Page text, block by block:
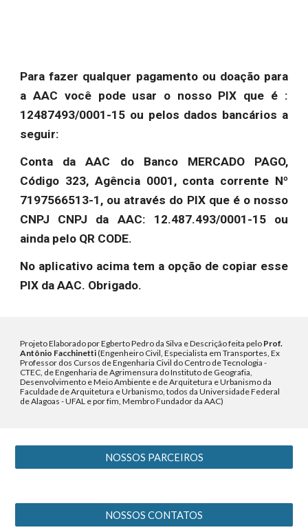
Para fazer qualquer pagamento ou doação para
a AAC você pode usar o nosso PIX que é :
12487493/0001-15 ou pelos dados bancários a
seguir:
Conta da AAC do Banco MERCADO PAGO,
Código 323, Agência 0001, conta corrente Nº
7197566513-1, ou através do PIX que é o nosso
CNPJ CNPJ da AAC: 12.487.493/0001-15 ou
ainda pelo QR CODE.
No aplicativo acima tem a opção de copiar esse
PIX da AAC. Obrigado.
Projeto Elaborado por Egberto Pedro da Silva e Descrição feita pelo Prof.
Antônio Facchinetti(Engenheiro Civil, Especialista em Transportes, Ex
Professor dos Cursos de Engenharia Civil do Centro de Tecnologia -
CTEC, de Engenharia de Agrimensura do Instituto de Geografia,
Desenvolvimento e Meio Ambiente e de Arquitetura e Urbanismo da
Faculdade de Arquitetura e Urbanismo, todos da Universidade Federal
de Alagoas - UFAL e por fim, Membro Fundador da AAC)
NOSSOS PARCEIROS
NOSSOS CONTATOS